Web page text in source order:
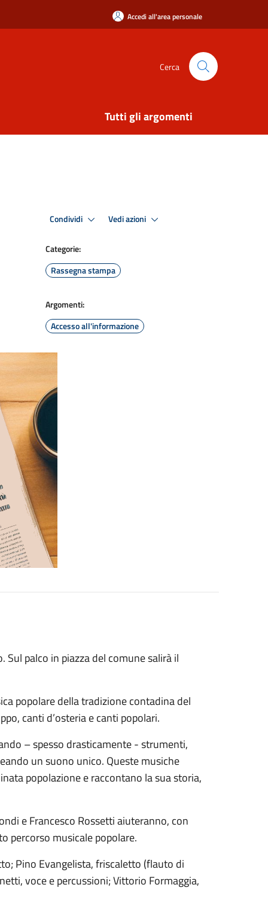
Accedi all'area personale
Cerca
Tutti gli argomenti
Condividi Vedi azioni
Categorie:
Rassegna stampa
Argomenti:
Accesso all'informazione
palco in piazza del comune salirà il
popolare della tradizione contadina del
canti d’osteria e canti popolari.
– spesso drasticamente - strumenti,
un suono unico. Queste musiche
popolazione e raccontano la sua storia,
e Francesco Rossetti aiuteranno, con
percorso musicale popolare.
Pino Evangelista, friscaletto (flauto di
voce e percussioni; Vittorio Formaggia,